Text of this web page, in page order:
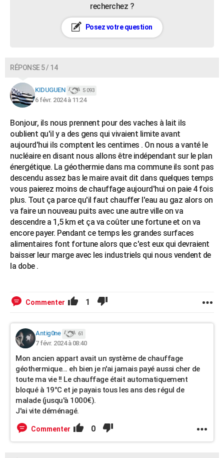
recherchez ?
Posez votre question
RÉPONSE 5 / 14
KIDUGUEN 5 093
6 févr. 2024 à 11:24
Bonjour, ils nous prennent pour des vaches à lait ils
oublient qu'il y a des gens qui vivaient limite avant
aujourd'hui ils comptent les centimes . On nous a vanté le
nucléaire en disant nous allons être indépendant sur le plan
énergétique. La géothermie dans ma commune ils sont pas
descendu assez bas le maire avait dit dans quelques temps
vous paierez moins de chauffage aujourd'hui on paie 4 fois
plus. Tout ça parce qu'il faut chauffer l'eau au gaz alors on
va faire un nouveau puits avec une autre ville on va
descendre a 1,5 km et ça va coûter une fortune et on va
encore payer. Pendant ce temps les grandes surfaces
alimentaires font fortune alors que c'est eux qui devraient
baisser leur marge avec les industriels qui nous vendent de
la dobe .
Commenter 1
Antig0ne 61
7 févr. 2024 à 08:40
Mon ancien appart avait un système de chauffage
géothermique... eh bien je n'ai jamais payé aussi cher de
toute ma vie !! Le chauffage était automatiquement
bloqué à 19°C et je payais tous les ans des régul de
malade (jusqu'à 1000€).
J'ai vite déménagé.
Commenter 0